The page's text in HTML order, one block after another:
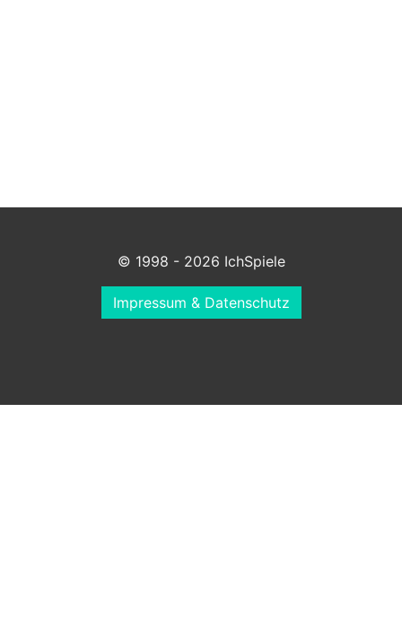
© 1998 - 2026 IchSpiele
Impressum & Datenschutz